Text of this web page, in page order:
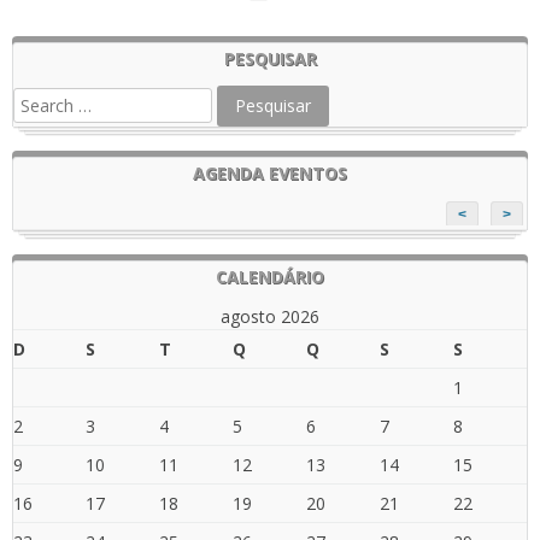
PESQUISAR
AGENDA EVENTOS
< >
CALENDÁRIO
agosto 2026
D
S T Q Q S
S
1
2
3 4 5 6 7
8
9
10 11 12 13 14
15
16
17 18 19 20 21
22